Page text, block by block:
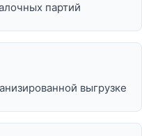
партий
выгрузке